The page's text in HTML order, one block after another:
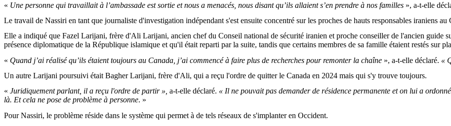
« Une personne qui travaillait à l’ambassade est sortie et nous a menacés, nous disant qu’ils allaient s’en prendre à nos familles », a-t-elle
Le travail de Nassiri en tant que journaliste d'investigation indépendant s'est ensuite concentré sur les proches de hauts responsables iraniens
Elle a indiqué que Fazel Larijani, frère d'Ali Larijani, ancien chef du Conseil national de sécurité iranien et proche conseiller de l'ancien guide
présence diplomatique de la République islamique et qu'il était reparti par la suite, tandis que certains membres de sa famille étaient restés sur
« Quand j’ai réalisé qu’ils étaient toujours au Canada, j’ai commencé à faire plus de recherches pour remonter la chaîne », a-t-elle déclaré. «
Un autre Larijani poursuivi était Bagher Larijani, frère d'Ali, qui a reçu l'ordre de quitter le Canada en 2024 mais qui s'y trouve toujours.
« Juridiquement parlant, il a reçu l'ordre de partir », a-t-elle déclaré. « Il ne pouvait pas demander de résidence permanente et on lui a
là. Et cela ne pose de problème à personne. »
Pour Nassiri, le problème réside dans le système qui permet à de tels réseaux de s'implanter en Occident.